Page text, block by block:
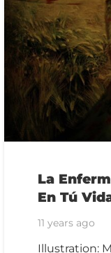
La
En Tú
11 years ago
Illustration: